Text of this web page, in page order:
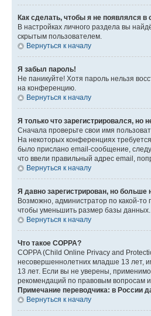
Как сделать, чтобы я не появлялся в
В настройках личного раздела вы
скрытым пользователем.
Вернуться к началу
Я забыл пароль!
Не паникуйте! Хотя пароль нельзя
на конференцию.
Вернуться к началу
Я только что зарегистрировался, но
Сначала проверьте свои имя
На некоторых конференциях
было прислано email-сообщение,
что ввели правильный адрес email,
Вернуться к началу
Я давно зарегистрирован, но больше
Возможно, администратор по какой-
чтобы уменьшить размер базы данных.
Вернуться к началу
Что такое COPPA?
COPPA (Child Online Privacy and
несовершеннолетних младше 13 лет,
13 лет. Если вы не уверены,
рекомендаций по правовым вопросам
Примечание переводчика: в России
Вернуться к началу